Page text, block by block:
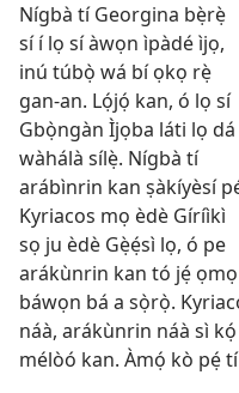
Nígbà tí Georgina bẹ̀rẹ̀
sí í lọ sí àwọn ìpàdé ìjọ,
inú túbọ̀ wá bí ọkọ rẹ̀
gan-an. Lọ́jọ́ kan, ó lọ sí
Gbọ̀ngàn Ìjọba láti lọ dá
wàhálà sílẹ̀. Nígbà tí
arábìnrin kan ṣàkíyèsí
Kyriacos mọ èdè Gíríìkì
sọ ju èdè Gẹ̀ẹ́sì lọ, ó pe
arákùnrin kan tó jẹ́
báwọn bá a sọ̀rọ̀.
náà, arákùnrin náà sì
mélòó kan. Àmọ́ kò pẹ́